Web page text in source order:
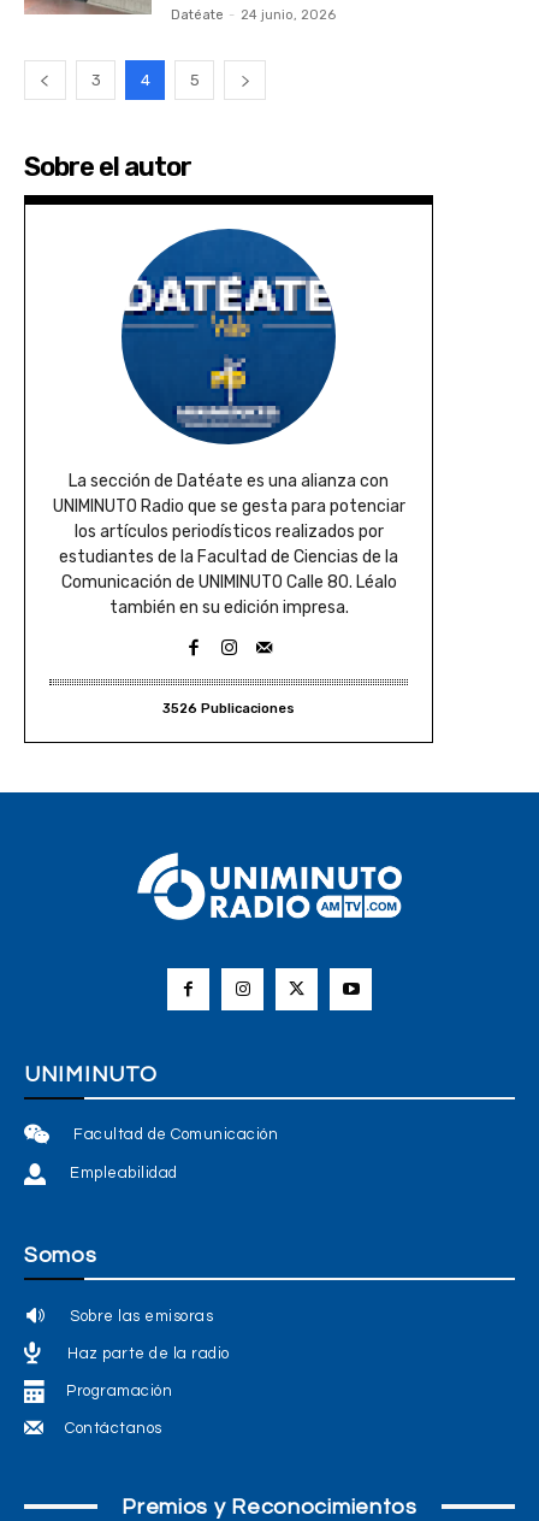
Datéate - 24 junio, 2026
3 4 5
Sobre el autor
La sección de Datéate es una alianza con
UNIMINUTO Radio que se gesta para potenciar
los artículos periodísticos realizados por
estudiantes de la Facultad de Ciencias de la
Comunicación de UNIMINUTO Calle 80. Léalo
también en su edición impresa.
3526 Publicaciones
UNIMINUTO
Facultad de Comunicación
Empleabilidad
Somos
Sobre las emisoras
Haz parte de la radio
Programación
Contáctanos
Premios y Reconocimientos